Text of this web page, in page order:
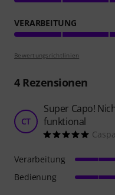
VERARBEITUNG
Bewertungsrichtlinien
4Rezensionen
CT
Super Capo!
funktional
Verarbeitung
Bedienung